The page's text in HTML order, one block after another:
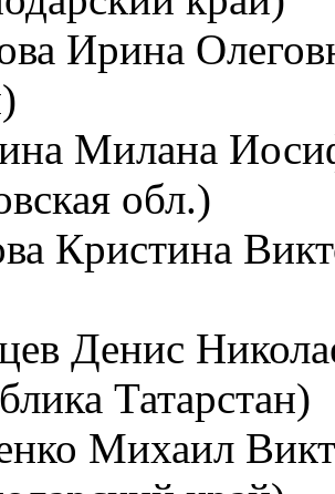
Ирина
Милана
обл.)
Кристина
Денис
Татарстан)
Михаил